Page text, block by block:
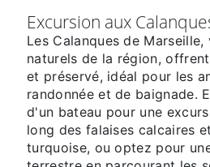
Excursion aux
Les Calanques de
naturels de la région,
et préservé, idéal pour les
randonnée et de baignade.
d'un bateau pour une
long des falaises calcaires
turquoise, ou optez pour